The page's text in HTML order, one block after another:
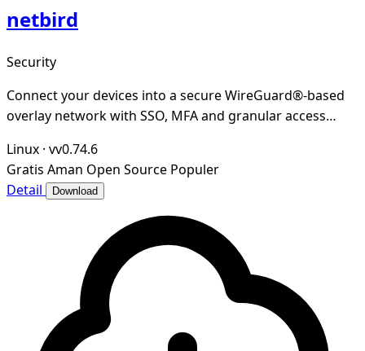
netbird
Security
Connect your devices into a secure WireGuard®-based
overlay network with SSO, MFA and granular access
Linux · vv0.74.6
Gratis Aman Open Source Populer
Detail
Download